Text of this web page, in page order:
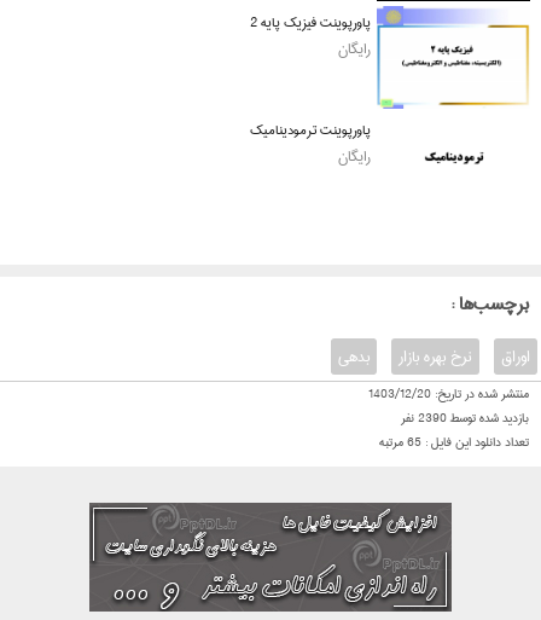
پاورپوینت فیزیک پایه 2
رایگان
پاورپوینت ترمودینامیک
رایگان
: برچسب‌ها
بدهی نرخ بهره بازار اوراق
منتشر شده در تاریخ: 1403/12/20
بازدید شده توسط2390نفر
تعداد دانلود این فایل : 65مرتبه